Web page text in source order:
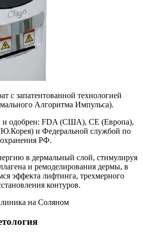
с запатентованной технологией
Алгоритма Импульса).
и одобрен: FDA (США), СЕ (Европа),
и Федеральной службой по
РФ.
в дермальный слой, стимулируя
и ремоделирования дермы, в
эффекта лифтинга, трехмерного
контуров.
на Соляном